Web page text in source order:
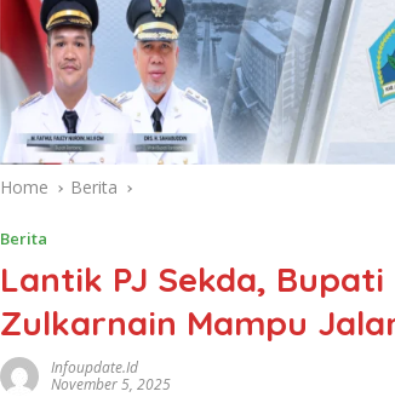
Home Berita
Berita
Lantik PJ Sekda,
Zulkarnain Mampu
Infoupdate.id
November 5, 2025